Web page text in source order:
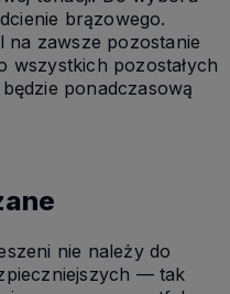
brązowego.
na zawsze pozostanie
wszystkich pozostałych
ponadczasową
nie należy do
— tak